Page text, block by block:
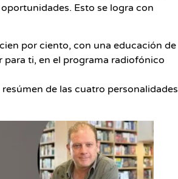
Esto se logra con
por ciento, con una educación de
para ti, en el programa radiofónico
de las cuatro personalidades